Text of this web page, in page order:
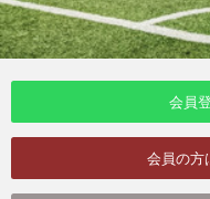
会員
会員の方